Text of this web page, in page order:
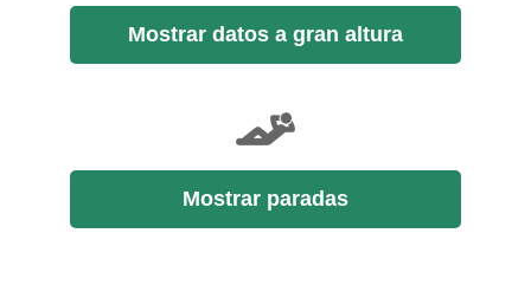
Mostrar datos a gran altura
Mostrar paradas